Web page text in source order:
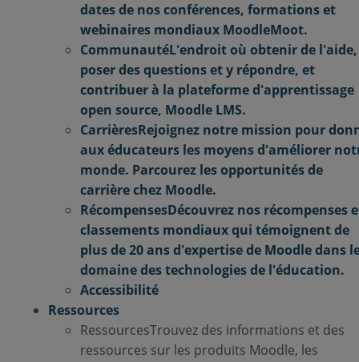
dates de nos conférences, formations et
webinaires mondiaux MoodleMoot.
CommunautéL'endroit où obtenir de l'aide,
poser des questions et y répondre, et
contribuer à la plateforme d'apprentissage
open source, Moodle LMS.
CarrièresRejoignez notre mission pour
aux éducateurs les moyens d'améliorer
monde. Parcourez les opportunités de
carrière chez Moodle.
RécompensesDécouvrez nos récompenses
classements mondiaux qui témoignent de
plus de 20 ans d'expertise de Moodle dans
domaine des technologies de l'éducation.
Accessibilité
Ressources
RessourcesTrouvez des informations et des
ressources sur les produits Moodle, les